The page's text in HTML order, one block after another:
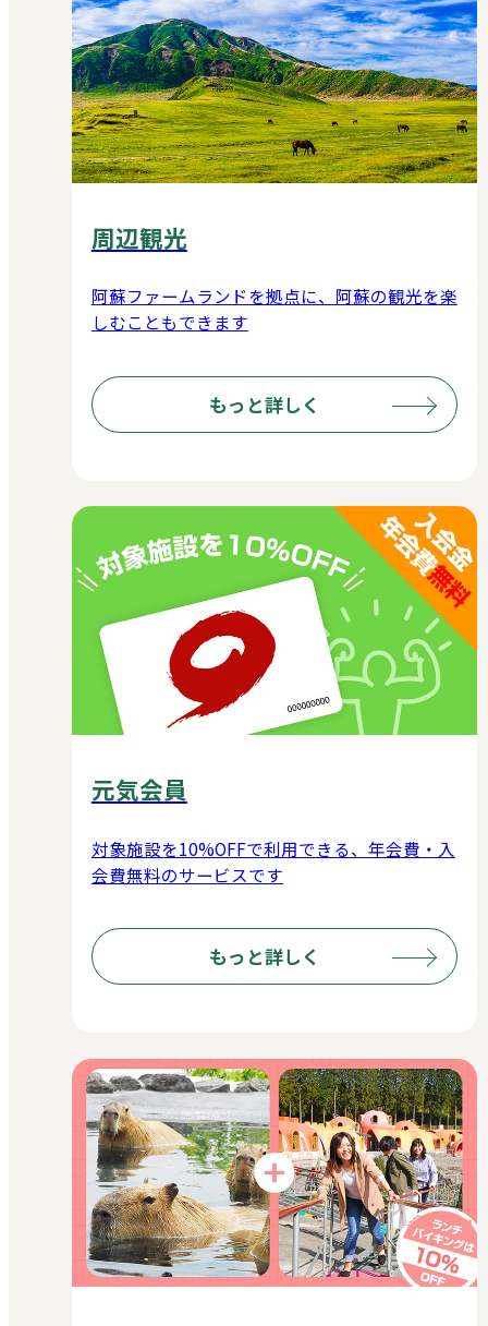
周辺観光
阿蘇ファームランドを拠点に、阿蘇の観光を楽
しむこともできます
もっと詳しく
元気会員
対象施設を10%OFFで利用できる、年会費・入
会費無料のサービスです
もっと詳しく